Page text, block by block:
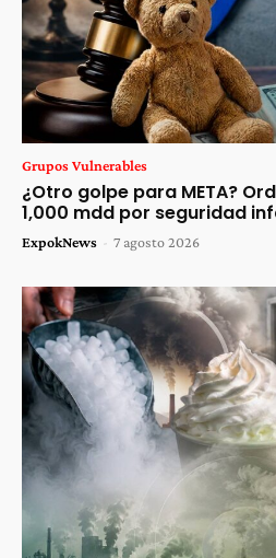
Grupos Vulnerables
¿Otro golpe para META?
1,000 mdd por seguridad
ExpokNews - 7 agosto 2026